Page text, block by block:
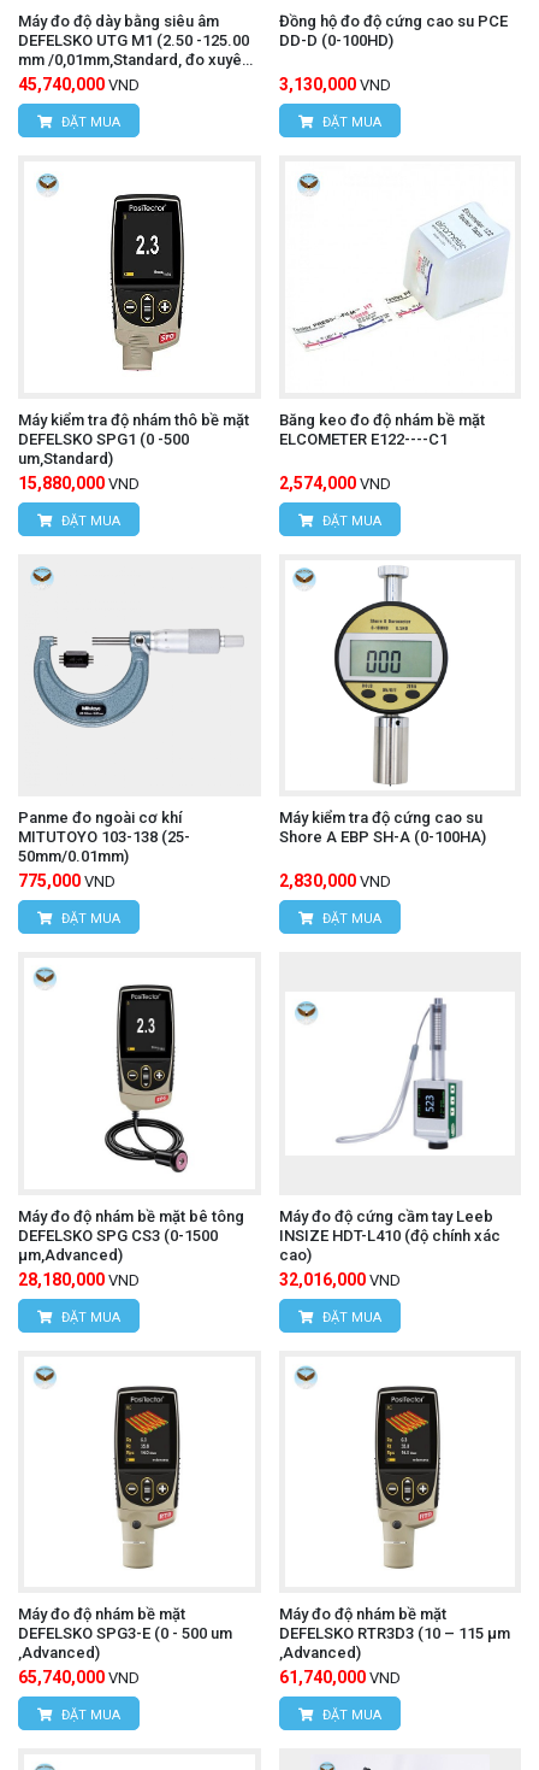
Máy đo độ dày bằng siêu âm
DEFELSKO UTG M1 (2.50 -125.00
mm /0,01mm,Standard, đo xuyên
qua lớp sơn)
45,740,000 VND
ĐẶT MUA
Đồng hộ đo độ cứng cao su PCE
DD-D (0-100HD)
3,130,000 VND
ĐẶT MUA
Máy kiểm tra độ nhám thô bề mặt
DEFELSKO SPG1 (0 -500
um,Standard)
15,880,000 VND
ĐẶT MUA
Băng keo đo độ nhám bề mặt
ELCOMETER E122----C1
2,574,000 VND
ĐẶT MUA
Panme đo ngoài cơ khí
MITUTOYO 103-138 (25-
50mm/0.01mm)
775,000 VND
ĐẶT MUA
Máy kiểm tra độ cứng cao su
Shore A EBP SH-A (0-100HA)
2,830,000 VND
ĐẶT MUA
Máy đo độ nhám bề mặt bê tông
DEFELSKO SPG CS3 (0-1500
μm,Advanced)
28,180,000 VND
ĐẶT MUA
Máy đo độ cứng cầm tay Leeb
INSIZE HDT-L410 (độ chính xác
cao)
32,016,000 VND
ĐẶT MUA
Máy đo độ nhám bề mặt
DEFELSKO SPG3-E (0 - 500 um
,Advanced)
65,740,000 VND
ĐẶT MUA
Máy đo độ nhám bề mặt
DEFELSKO RTR3D3 (10 – 115 μm
,Advanced)
61,740,000 VND
ĐẶT MUA